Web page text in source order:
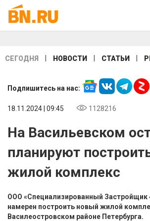
СЕГОДНЯ НОВОСТИ СТАТЬИ
Подпишитесь на нас:
18.11.2024 | 09:45 1128216
На Васильевском
планируют
жилой комплекс
ООО «Специализированный Застройщик
намерен построить новый жилой
Василеостровском районе Петербурга.